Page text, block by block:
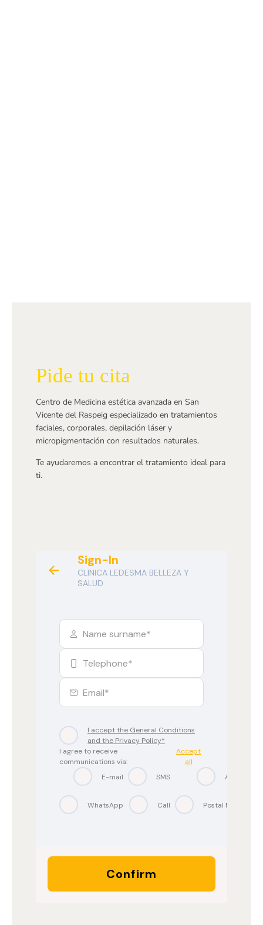
Pide tu cita
Centro de Medicina estética avanzada en San
Vicente del Raspeig especializado en tratamientos
faciales, corporales, depilación láser y
micropigmentación con resultados naturales.
Te ayudaremos a encontrar el tratamiento ideal para
ti.